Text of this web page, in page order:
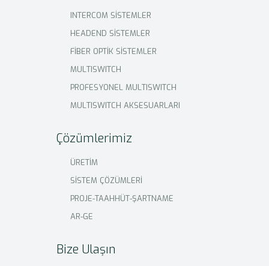
INTERCOM SİSTEMLER
HEADEND SİSTEMLER
FİBER OPTİK SİSTEMLER
MULTISWITCH
PROFESYONEL MULTISWITCH
MULTISWITCH AKSESUARLARI
Çözümlerimiz
ÜRETİM
SİSTEM ÇÖZÜMLERİ
PROJE-TAAHHÜT-ŞARTNAME
AR-GE
Bize Ulaşın